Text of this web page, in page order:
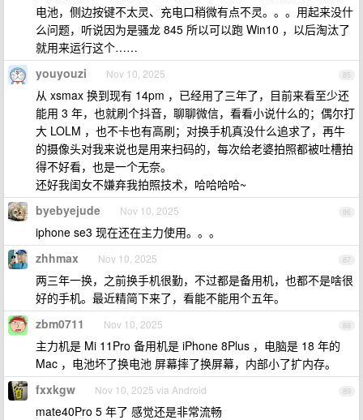
电池，侧边按键不太灵、充电口稍微有点不灵。。。用起来没什
么问题，听说因为是骚龙 845 所以可以跑 Win10 ，以后淘汰了
就用来运行这个……
85
youyouzi Nov 10, 2025
从 xsmax 换到现有 14pm ，已经用了三年了，目前来看至少还
能用 3 年，也就刷个抖音，聊聊微信，看看小说什么的；偶尔打
大 LOLM ，也不卡也有高刷；对换手机真没什么追求了，再牛
的摄像头对我来说也是用来扫码的，每次给老婆拍照都被吐槽拍
得不好看，也是一个无奈。
还好我闺女不嫌弃我拍照技术，哈哈哈哈~
86
byebyejude Nov 10, 2025
iphone se3 现在还在主力使用。。。
87
zhhmax Nov 10, 2025
两三年一换，之前换手机很勤，不过都是备用机，也都不是啥很
好的手机。最近精简下来了，看能不能用个五年。
88
zbm0711 Nov 10, 2025
主力机是 Mi 11Pro 备用机是 iPhone 8Plus ，电脑是 18 年的
Mac ，电池坏了换电池 屏幕摔了换屏幕，内部小了扩内存。
89
fxxkgw Nov 10, 2025 via Android
mate40Pro 5 年了 感觉还是非常流畅